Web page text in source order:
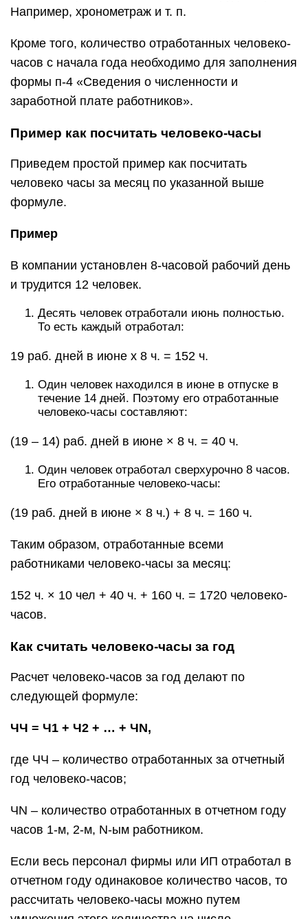
Например, хронометраж и т. п.
Кроме того, количество отработанных человеко-
часов с начала года необходимо для заполнения
формы п-4 «Сведения о численности и
заработной плате работников».
Пример как посчитать человеко-часы
Приведем простой пример как посчитать
человеко часы за месяц по указанной выше
формуле.
Пример
В компании установлен 8-часовой рабочий день
и трудится 12 человек.
Десять человек отработали июнь полностью.
То есть каждый отработал:
19 раб. дней в июне х 8 ч. = 152 ч.
Один человек находился в июне в отпуске в
течение 14 дней. Поэтому его отработанные
человеко-часы составляют:
(19 – 14) раб. дней в июне × 8 ч. = 40 ч.
Один человек отработал сверхурочно 8 часов.
Его отработанные человеко-часы:
(19 раб. дней в июне × 8 ч.) + 8 ч. = 160 ч.
Таким образом, отработанные всеми
работниками человеко-часы за месяц:
152 ч. × 10 чел + 40 ч. + 160 ч. = 1720 человеко-
часов.
Как считать человеко-часы за год
Расчет человеко-часов за год делают по
следующей формуле:
ЧЧ = Ч1 + Ч2 + … + ЧN,
где ЧЧ – количество отработанных за отчетный
год человеко-часов;
ЧN – количество отработанных в отчетном году
часов 1-м, 2-м, N-ым работником.
Если весь персонал фирмы или ИП отработал в
отчетном году одинаковое количество часов, то
рассчитать человеко-часы можно путем